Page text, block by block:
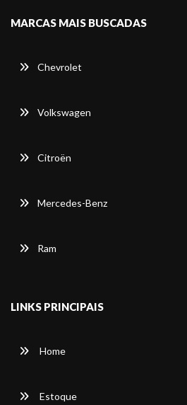
MARCAS MAIS BUSCADAS
Chevrolet
Volkswagen
Citroën
Mercedes-Benz
Ram
LINKS PRINCIPAIS
Home
Estoque